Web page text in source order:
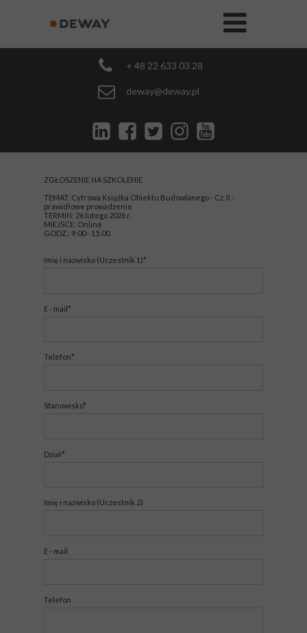
ZGŁOSZENIE NA SZKOLENIE
TEMAT: Cyfrowa Książka Obiektu Budowlanego - Cz. II -
prawidłowe prowadzenie
TERMIN: 26 lutego 2026 r.
MIEJSCE: Online
GODZ.: 9:00 - 15:00
Imię i nazwisko (Uczestnik 1)*
E - mail*
Telefon*
Stanowisko*
Dział*
Imię i nazwisko (Uczestnik 2)
E - mail
Telefon
+ 48 22 633 03 28
deway@deway.pl